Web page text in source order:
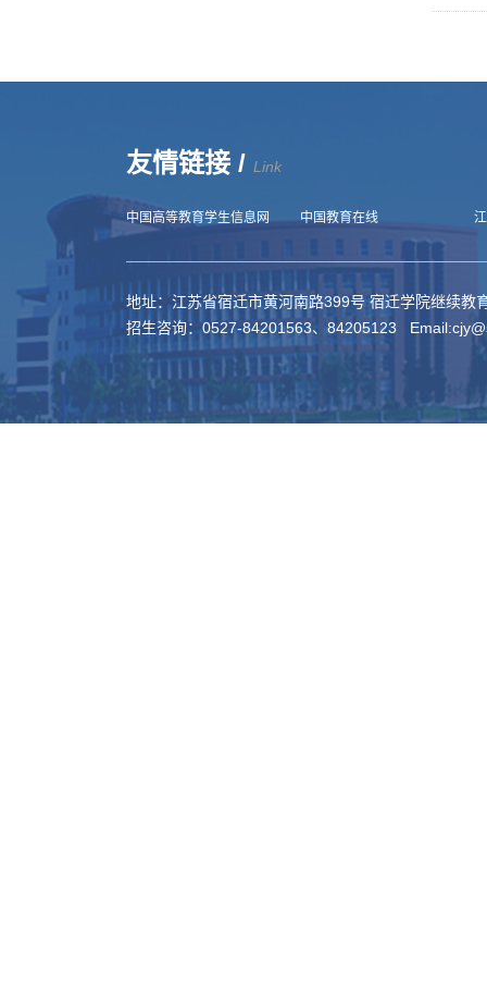
友情链接 / Link
中国高等教育学生信息网 中国教育在线
地址：江苏省宿迁市黄河南路399号 宿迁学院继续
招生咨询：0527-84201563、84205123